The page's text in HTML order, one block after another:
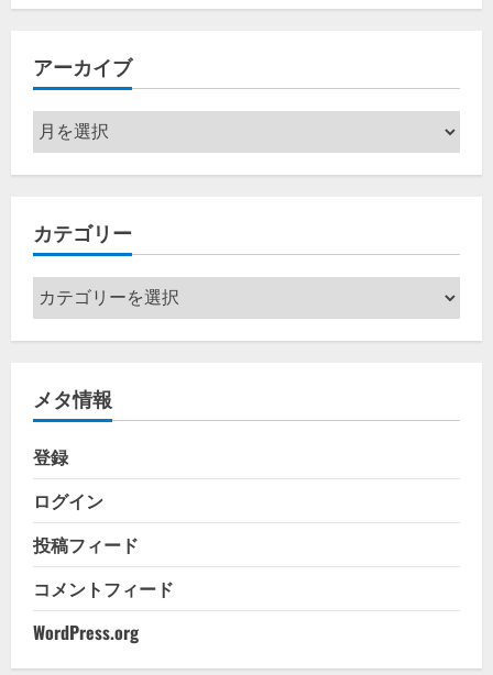
アーカイブ
ア
ー
カ
ブ
カテゴリー
カ
テ
ゴ
ー
メタ情報
登録
ログイン
投稿フィード
コメントフィード
WordPress.org